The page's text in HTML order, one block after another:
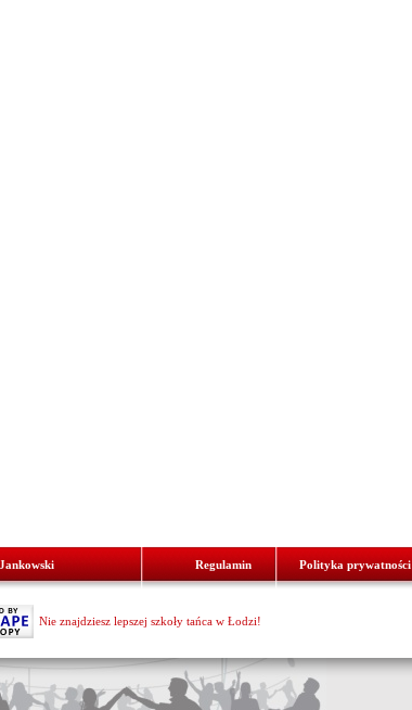
Polityka prywatności
Regulamin
Nie znajdziesz lepszej szkoły tańca w Łodzi!